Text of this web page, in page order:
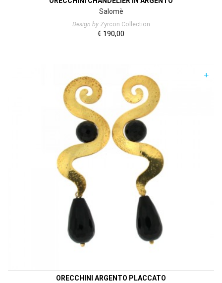
Salomè
Design byZyrcon Collection
€ 190,00
+
ORECCHINI ARGENTO PLACCATO